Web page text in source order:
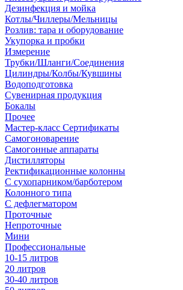
Дезинфекция и мойка
Котлы/Чиллеры/Мельницы
Розлив: тара и оборудование
Укупорка и пробки
Измерение
Трубки/Шланги/Соединения
Цилиндры/Колбы/Кувшины
Водоподготовка
Сувенирная продукция
Бокалы
Прочее
Мастер-класс Сертификаты
Самогоноварение
Самогонные аппараты
Дистилляторы
Ректификационные колонны
С сухопарником/барботером
Колонного типа
С дефлегматором
Проточные
Непроточные
Мини
Профессиональные
10-15 литров
20 литров
30-40 литров